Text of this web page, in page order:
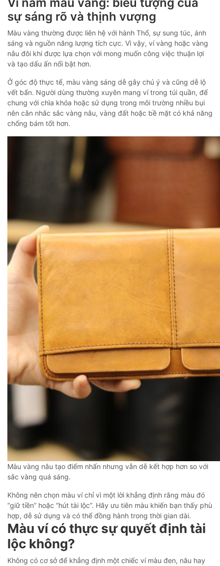
sự sáng rõ và thịnh vượng
Màu vàng thường được liên hệ với hành Thổ, sự sung túc, ánh
sáng và nguồn năng lượng tích cực. Vì vậy, ví vàng hoặc vàng
nâu đôi khi được lựa chọn với mong muốn công việc thuận lợi
và tạo dấu ấn nổi bật hơn.
Ở góc độ thực tế, màu vàng sáng dễ gây chú ý và cũng dễ lộ
vết bẩn. Người dùng thường xuyên mang ví trong túi quần, để
chung với chìa khóa hoặc sử dụng trong môi trường nhiều bụi
nên cân nhắc sắc vàng nâu, vàng đất hoặc bề mặt có khả năng
chống bám tốt hơn.
Màu vàng nâu tạo điểm nhấn nhưng vẫn dễ kết hợp hơn so với
sắc vàng quá sáng.
Không nên chọn màu ví chỉ vì một lời khẳng định rằng màu đó
“giữ tiền” hoặc “hút tài lộc”. Hãy ưu tiên màu khiến bạn thấy phù
hợp, dễ sử dụng và có thể đồng hành trong thời gian dài.
Màu ví có thực sự quyết định tài
lộc không?
Không có cơ sở để khẳng định một chiếc ví màu đen, nâu hay